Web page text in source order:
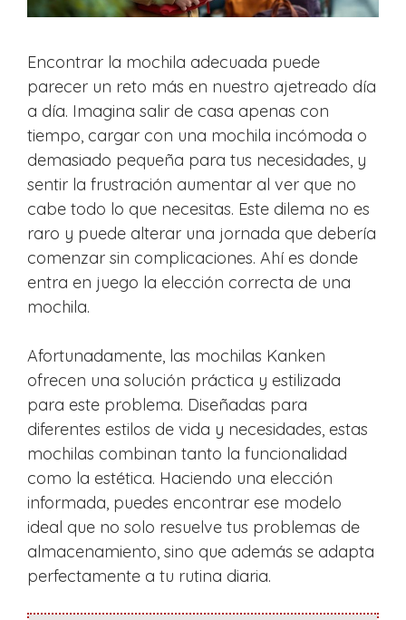
Encontrar la mochila adecuada puede
parecer un reto más en nuestro ajetreado día
a día. Imagina salir de casa apenas con
tiempo, cargar con una mochila incómoda o
demasiado pequeña para tus necesidades, y
sentir la frustración aumentar al ver que no
cabe todo lo que necesitas. Este dilema no es
raro y puede alterar una jornada que debería
comenzar sin complicaciones. Ahí es donde
entra en juego la elección correcta de una
mochila.
Afortunadamente, las mochilas Kanken
ofrecen una solución práctica y estilizada
para este problema. Diseñadas para
diferentes estilos de vida y necesidades, estas
mochilas combinan tanto la funcionalidad
como la estética. Haciendo una elección
informada, puedes encontrar ese modelo
ideal que no solo resuelve tus problemas de
almacenamiento, sino que además se adapta
perfectamente a tu rutina diaria.